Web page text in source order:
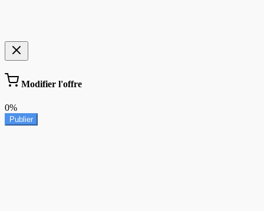
Modifier l'offre
0%
Publier